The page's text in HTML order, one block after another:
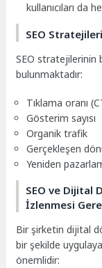
kullanıcıları da
SEO
SEO stratejilerinin
bulunmaktadır:
Tıklama oranı
Gösterim sayısı
Organik trafik
Gerçekleşen
Yeniden
SEO ve Dijital
İzlenmesi
Bir şirketin dijital
bir şekilde
önemlidir: